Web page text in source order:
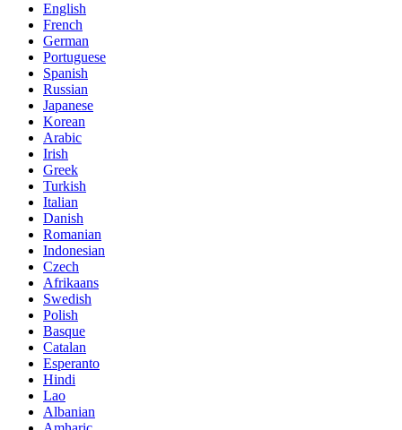
English
French
German
Portuguese
Spanish
Russian
Japanese
Korean
Arabic
Irish
Greek
Turkish
Italian
Danish
Romanian
Indonesian
Czech
Afrikaans
Swedish
Polish
Basque
Catalan
Esperanto
Hindi
Lao
Albanian